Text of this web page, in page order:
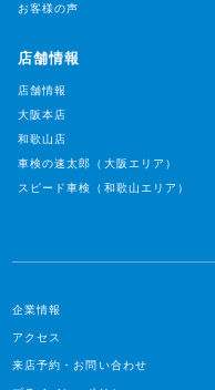
お客様の声
店舗情報
店舗情報
大阪本店
和歌山店
車検の速太郎（大阪エリア）
スピード車検（和歌山エリア）
企業情報
アクセス
来店予約・お問い合わせ